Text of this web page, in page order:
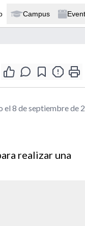
Campus
el 8 de septiembre de
realizar una